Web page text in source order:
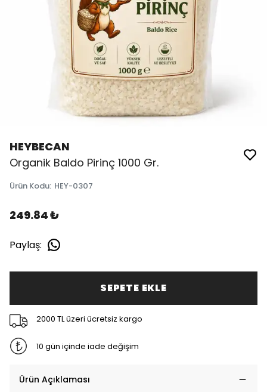
HEYBECAN
Organik Baldo Pirinç 1000 Gr.
Ürün Kodu: HEY-0307
249.84 ₺
Paylaş:
SEPETE EKLE
2000 TL üzeri ücretsiz kargo
10 gün içinde iade değişim
Ürün Açıklaması